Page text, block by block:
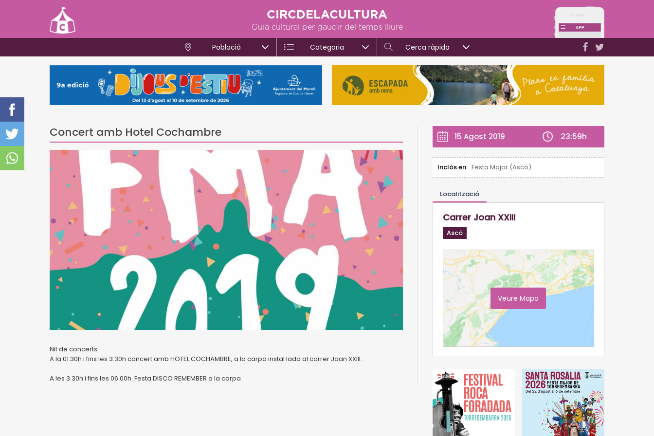
CIRCDELACULTURA
Guia cultural per gaudir del temps lliure
Població Categoria Cerca ràpida
Concert amb Hotel Cochambre
Nit de concerts.
A la 01.30h i fins les 3.30h concert amb HOTEL COCHAMBRE, a la carpa instal·lada al carrer Joan XXIII.
A les 3.30h i fins les 06.00h. Festa DISCO REMEMBER a la carpa
15 Agost 2019 23:59h
Inclòs en: Festa Major (Ascó)
Localització
Carrer Joan XXIII
Ascó
Veure Mapa